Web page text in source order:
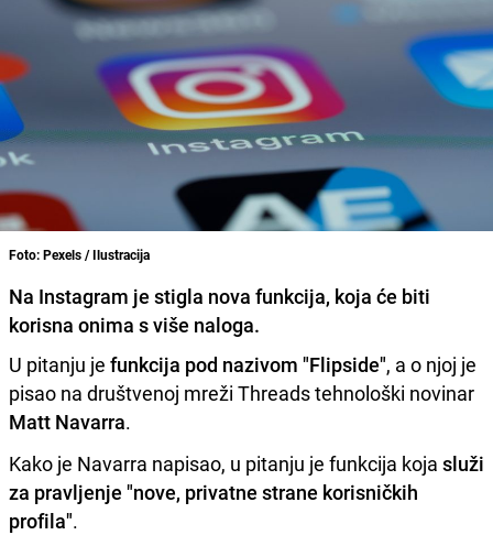
Foto: Pexels / Ilustracija
Na Instagram je stigla nova funkcija, koja će biti
korisna onima s više naloga.
U pitanju je funkcija pod nazivom "Flipside", a o njoj je
pisao na društvenoj mreži Threads tehnološki novinar
Matt Navarra.
Kako je Navarra napisao, u pitanju je funkcija koja služi
za pravljenje "nove, privatne strane korisničkih
profila".